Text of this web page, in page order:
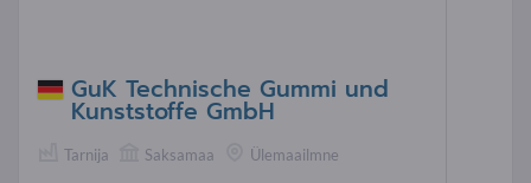
GuK Technische Gummi und
Kunststoffe GmbH
Tarnija Saksamaa Ülemaailmne